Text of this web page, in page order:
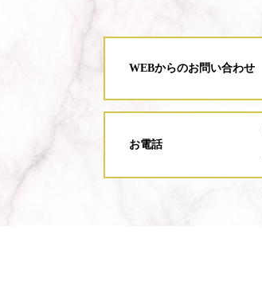
WEBからのお問い合わせ
お電話